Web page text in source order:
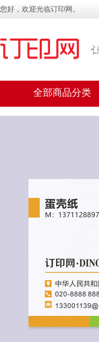
您好，欢迎光临订印网。
全部商品分类